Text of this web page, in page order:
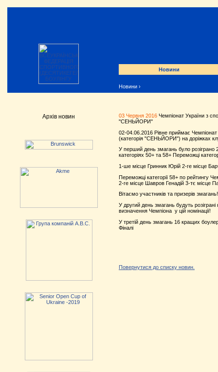
Новини
Новини ›
Архів новин 03 Червня 2016 Чемпіонат України з
''СЕНЬЙОРИ''
02-04.06.2016 Рівне приймає Чемпіонат
(категорія "СЕНЬЙОРИ") на доріжках
У перший день змагань було розіграно
категоріях 50+ та 58+ Переможці
1-ше місце Гринник Юрій 2-ге місце
Переможці категорії 58+ по рейтингу
2-ге місце Шавров Генадій 3-тє місце
Вітаємо участників та призерів змагань!
У другий день змагань будуть розіграні
визначення Чемпіона у цій номінації!
У третій день змагань 16 кращих
Фіналі
Повернутися до списку новин.